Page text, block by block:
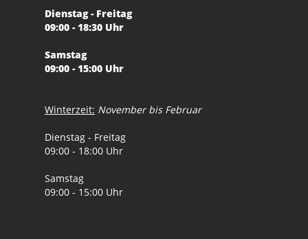
Dienstag - Freitag
09:00 - 18:30 Uhr
Samstag
09:00 - 15:00 Uhr
Winterzeit: November bis Februar
Dienstag - Freitag
09:00 - 18:00 Uhr
Samstag
09:00 - 15:00 Uhr